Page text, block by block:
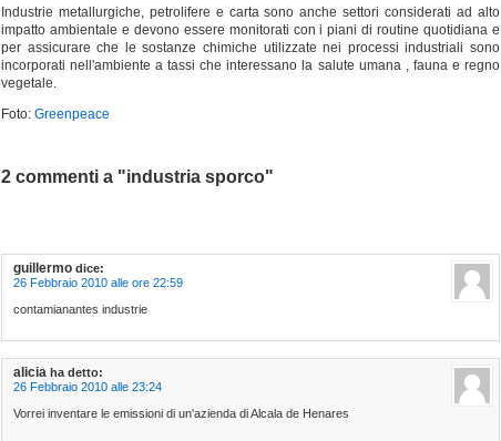
Industrie metallurgiche, petrolifere e carta sono anche settori considerati ad alto
impatto ambientale e devono essere monitorati con i piani di routine quotidiana e
per assicurare che le sostanze chimiche utilizzate nei processi industriali sono
incorporati nell'ambiente a tassi che interessano la salute umana , fauna e regno
vegetale.
Foto: Greenpeace
2 commenti a "industria sporco"
guillermo dice:
26 Febbraio 2010 alle ore 22:59
contamianantes industrie
alicia ha detto:
26 Febbraio 2010 alle 23:24
Vorrei inventare le emissioni di un'azienda di Alcala de Henares